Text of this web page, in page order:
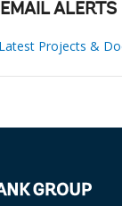
ALERTS
Projects &